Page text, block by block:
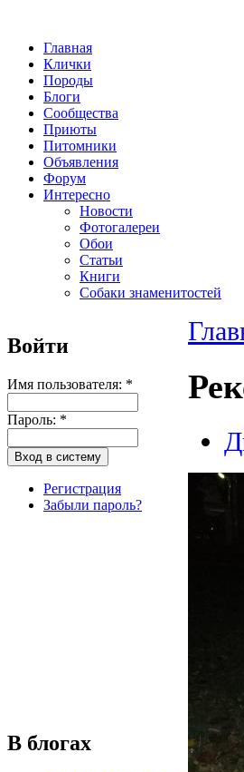
Главная
Клички
Породы
Блоги
Сообщества
Приюты
Питомники
Объявления
Форум
Интересно
Новости
Фотогалереи
Обои
Статьи
Книги
Собаки знаменитостей
Войти
Имя пользователя: *
Пароль: *
Регистрация
Забыли пароль?
В блогах